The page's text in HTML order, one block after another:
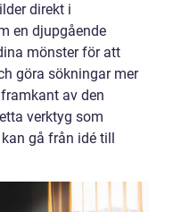
direkt i
en djupgående
mönster för att
göra sökningar mer
av den
verktyg som
gå från idé till